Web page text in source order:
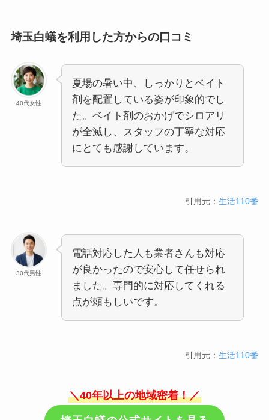
埼玉白蟻を利用した方からの口コミ
40代女性
夏場の暑い中、しっかりとベイト
剤を配置している姿が印象的でし
た。ベイト剤のおかげでシロアリ
が全滅し、スタッフの丁寧な対応
にとても感謝しています。
引用元：生活110番
30代男性
電話対応した人も業者さんも対応
が良かったので安心して任せられ
ました。専門的に対応してくれる
点が頼もしいです。
引用元：生活110番
＼40年以上の地域密着！／